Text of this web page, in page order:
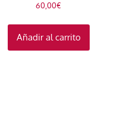
60,00€
Añadir al carrito